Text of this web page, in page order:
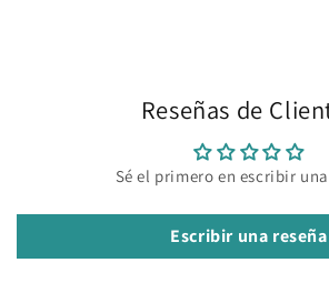
Reseñas de
Sé el primero en escribir
Escribir una reseña